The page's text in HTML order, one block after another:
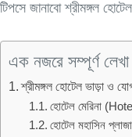
টিপসে জানাবো শ্রীমঙ্গল
এক নজরে সম্পূর্ণ লেখা
শ্রীমঙ্গল হোটেল ভাড়া ও
হোটেল মেরিনা
হোটেল মহাসিন